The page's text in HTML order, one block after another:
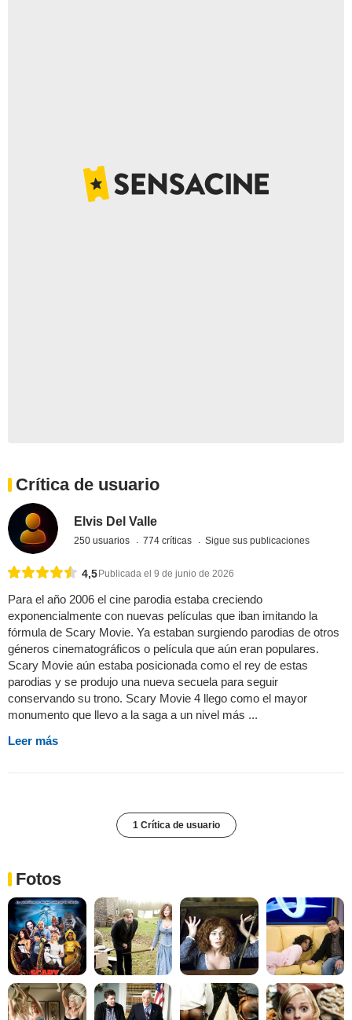
Crítica de usuario
Elvis Del Valle
250 usuarios 774 críticas Sigue sus publicaciones
4,5Publicada el 9 de junio de 2026
Para el año 2006 el cine parodia estaba creciendo
exponencialmente con nuevas películas que iban imitando la
fórmula de Scary Movie. Ya estaban surgiendo parodias de otros
géneros cinematográficos o película que aún eran populares.
Scary Movie aún estaba posicionada como el rey de estas
parodias y se produjo una nueva secuela para seguir
conservando su trono. Scary Movie 4 llego como el mayor
monumento que llevo a la saga a un nivel más ...
Leer más
1 Crítica de usuario
Fotos